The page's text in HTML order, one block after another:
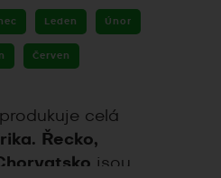
Leden Únor
Červen
celá
Řecko,
jsou